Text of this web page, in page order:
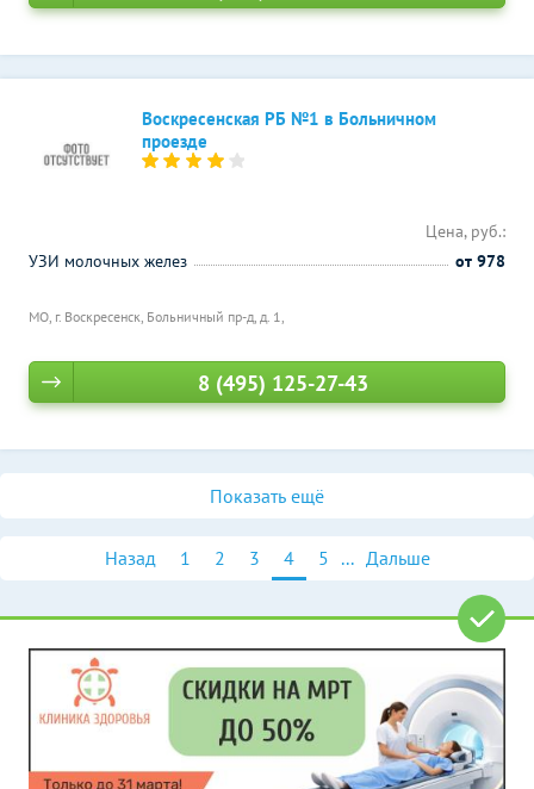
Воскресенская РБ №1 в Больничном
проезде
МО, г. Воскресенск, Больничный пр-д, д. 1,
Цена, руб.:
УЗИ молочных желез
от 978
8 (495) 125-27-43
Показать ещё
Назад 1 2 3 4 5 ... Дальше